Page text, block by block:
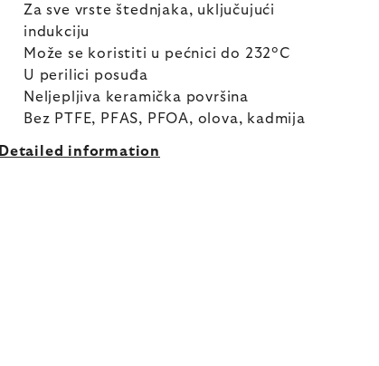
Za sve vrste štednjaka, uključujući
indukciju
Može se koristiti u pećnici do 232°C
U perilici posuđa
Neljepljiva keramička površina
Bez PTFE, PFAS, PFOA, olova, kadmija
Detailed information